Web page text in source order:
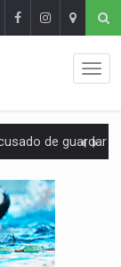
em colisão entre carreta e
cumprimento da legislação sobre transporte
sexual infantil na
nuclear, defesa e